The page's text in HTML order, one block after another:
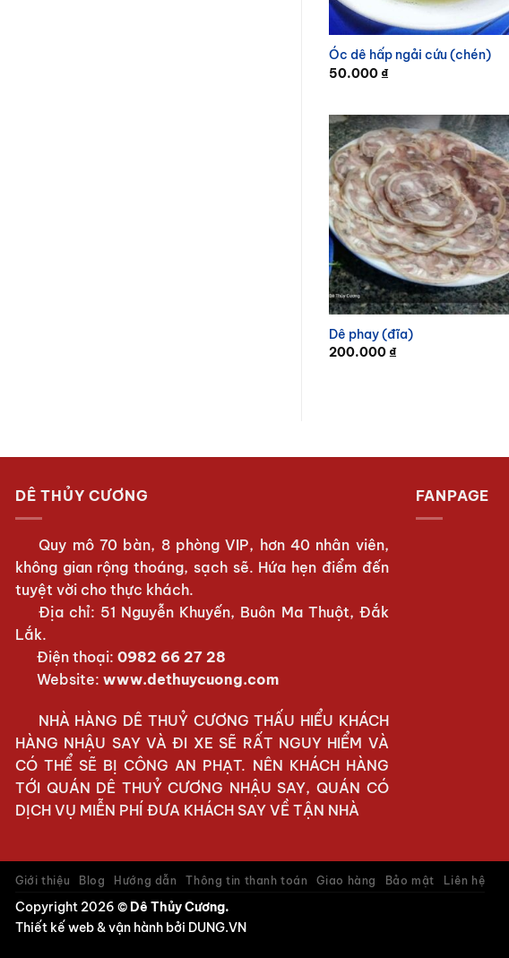
Óc dê hấp ngải cứu (chén)
50.000 ₫
Dê phay (đĩa)
200.000₫
DÊ THỦY CƯƠNG
Quy mô 70 bàn, 8 phòng VIP, hơn 40 nhân viên,
không gian rộng thoáng, sạch sẽ. Hứa hẹn điểm đến
tuyệt vời cho thực khách.
Địa chỉ: 51 Nguyễn Khuyến, Buôn Ma Thuột, Đắk
Lắk.
Điện thoại: 0982 66 27 28
Website: www.dethuycuong.com
NHÀ HÀNG DÊ THUỶ CƯƠNG THẤU HIỂU KHÁCH
HÀNG NHẬU SAY VÀ ĐI XE SẼ RẤT NGUY HIỂM VÀ
CÓ THỂ SẼ BỊ CÔNG AN PHẠT. NÊN KHÁCH HÀNG
TỚI QUÁN DÊ THUỶ CƯƠNG NHẬU SAY, QUÁN CÓ
DỊCH VỤ MIỄN PHÍ ĐƯA KHÁCH SAY VỀ TẬN NHÀ
FANPAGE
Giới thiệu Blog Hướng dẫn Thông tin thanh toán Giao hàng Bảo mật Liên hệ
Copyright 2026 © Dê Thủy Cương.
Thiết kế web & vận hành bởi DUNG.VN